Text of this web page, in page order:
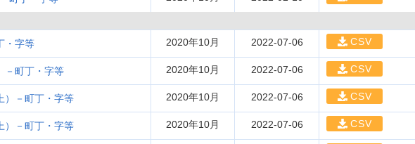
・字等 2020年10月 2022-07-06 CSV
－町丁・字等 2020年10月 2022-07-06 CSV
）－町丁・字等 2020年10月 2022-07-06 CSV
）－町丁・字等 2020年10月 2022-07-06 CSV